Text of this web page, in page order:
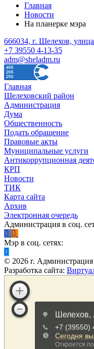
Главная
Новости
На планерке мэра
666034, г. Шелехов,
+7 39550 4-13-35
adm@sheladm.ru
Главная
Шелеховский район
Администрация
Дума
Общественность
Подать обращение
Правовые акты
Муниципальные услуги
Антикоррупционная
КРП
Новости
ТИК
Карта сайта
Архив
Электронная очередь
Администрация в соц.
Мэр в соц. сетях:
© 2026 г.
Разработка сайта: